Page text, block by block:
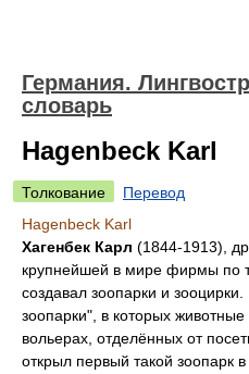
Германия.
словарь
Hagenbeck Karl
Толкование
Перевод
Hagenbeck Karl
Хагенбек Карл (1844-1913),
крупнейшей в мире фирмы по
создавал зоопарки и
зоопарки", в которых
вольерах, отделённых от
открыл первый такой зоопарк